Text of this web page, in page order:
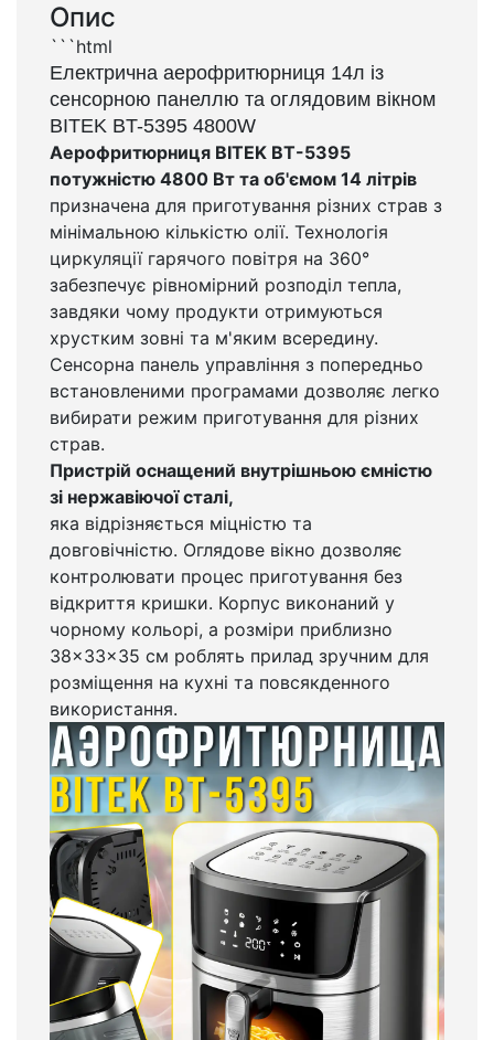
Опис
```html
Електрична аерофритюрниця 14л із
сенсорною панеллю та оглядовим вікном
BITEK BT-5395 4800W
Аерофритюрниця BITEK BT-5395
потужністю 4800 Вт та об'ємом 14 літрів
призначена для приготування різних страв з
мінімальною кількістю олії. Технологія
циркуляції гарячого повітря на 360°
забезпечує рівномірний розподіл тепла,
завдяки чому продукти отримуються
хрустким зовні та м'яким всередину.
Сенсорна панель управління з попередньо
встановленими програмами дозволяє легко
вибирати режим приготування для різних
страв.
Пристрій оснащений внутрішньою ємністю
зі нержавіючої сталі,
яка відрізняється міцністю та
довговічністю. Оглядове вікно дозволяє
контролювати процес приготування без
відкриття кришки. Корпус виконаний у
чорному кольорі, а розміри приблизно
38×33×35 см роблять прилад зручним для
розміщення на кухні та повсякденного
використання.